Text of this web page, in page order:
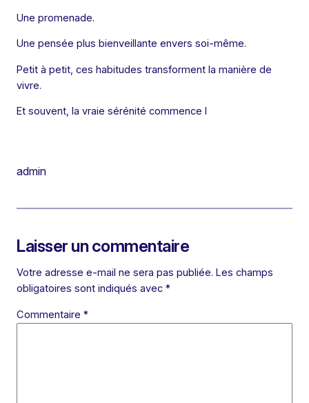
Une promenade.
Une pensée plus bienveillante envers soi-même.
Petit à petit, ces habitudes transforment la manière de
vivre.
Et souvent, la vraie sérénité commence l
admin
Laisser un commentaire
Votre adresse e-mail ne sera pas publiée. Les champs
obligatoires sont indiqués avec *
Commentaire *